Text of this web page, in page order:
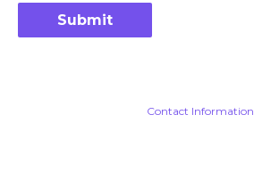
Contact Information